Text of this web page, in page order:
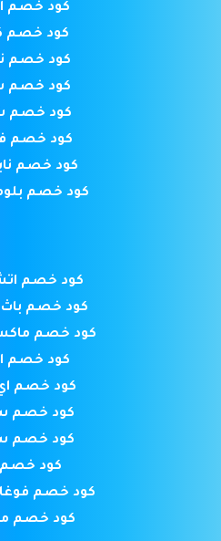
كود خصم
كود خصم
كود خصم
كود خصم
كود خصم
كود خصم
كود خصم
كود خصم
كود خصم
كود خصم باث
كود خصم
كود خصم
كود خصم
كود خصم
كود خصم
كود خصم
كود خصم
كود خصم